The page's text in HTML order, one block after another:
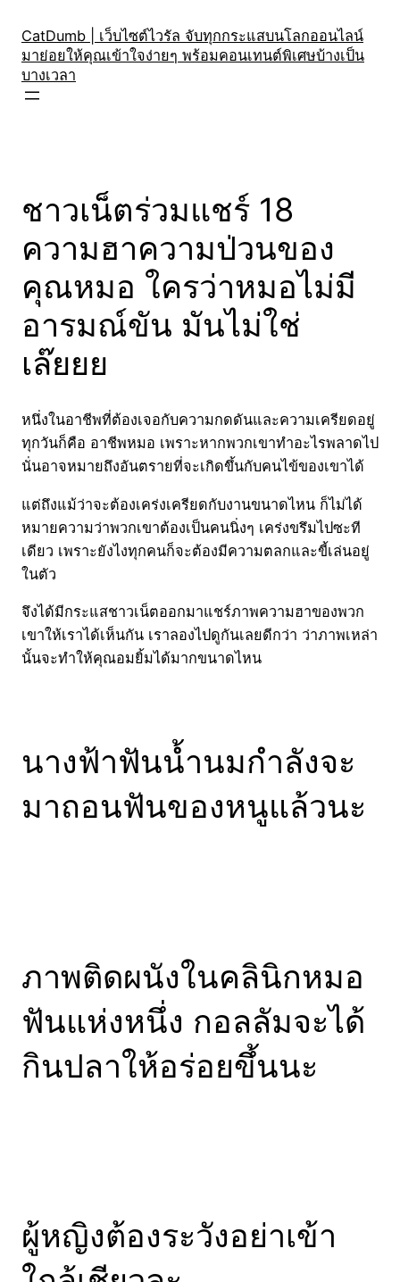
content
CatDumb | เว็บไซต์ไวรัล จับทุกกระแสบนโลกออนไลน์
มาย่อยให้คุณเข้าใจง่ายๆ พร้อมคอนเทนต์พิเศษบ้างเป็น
บางเวลา
ชาวเน็ตร่วมแชร์ 18
ความฮาความป่วนของ
คุณหมอ ใครว่าหมอไม่มี
อารมณ์ขัน มันไม่ใช่
เล๊ยยย
หนึ่งในอาชีพที่ต้องเจอกับความกดดันและความเครียดอยู่
ทุกวันก็คือ อาชีพหมอ เพราะหากพวกเขาทำอะไรพลาดไป
นั่นอาจหมายถึงอันตรายที่จะเกิดขึ้นกับคนไข้ของเขาได้
แต่ถึงแม้ว่าจะต้องเคร่งเครียดกับงานขนาดไหน ก็ไม่ได้
หมายความว่าพวกเขาต้องเป็นคนนิ่งๆ เคร่งขรึมไปซะที
เดียว เพราะยังไงทุกคนก็จะต้องมีความตลกและขี้เล่นอยู่
ในตัว
จึงได้มีกระแสชาวเน็ตออกมาแชร์ภาพความฮาของพวก
เขาให้เราได้เห็นกัน เราลองไปดูกันเลยดีกว่า ว่าภาพเหล่า
นั้นจะทำให้คุณอมยิ้มได้มากขนาดไหน
นางฟ้าฟันน้ำนมกำลังจะ
มาถอนฟันของหนูแล้วนะ
ภาพติดผนังในคลินิกหมอ
ฟันแห่งหนึ่ง กอลลัมจะได้
กินปลาให้อร่อยขึ้นนะ
ผู้หญิงต้องระวังอย่าเข้า